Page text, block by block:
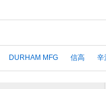
DURHAM MFG 信高 辛